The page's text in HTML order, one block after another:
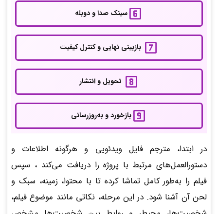
سینک صدا و دوبله
بازبینی نهایی و کنترل کیفیت
تحویل و انتشار
بازخورد و به‌روزرسانی
در ابتدا، مترجم فایل ویدئویی و هرگونه اطلاعات و
دستورالعمل‌های مرتبط با پروژه را دریافت می‌کند ، سپس
فیلم را به‌طور کامل تماشا کرده تا با محتوا، زمینه، سبک و
لحن آن آشنا شود. در این مرحله، نکاتی مانند موضوع فیلم،